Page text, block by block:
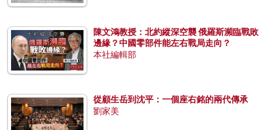
陳文鴻教授：北約縱深空襲 俄羅斯瀕臨戰敗
邊緣？中國零部件能左右戰局走向？
本社編輯部
從顧生岳到沈平：一個座右銘的兩代傳承
劉家美